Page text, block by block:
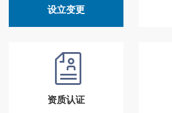
设立变更
资质认证